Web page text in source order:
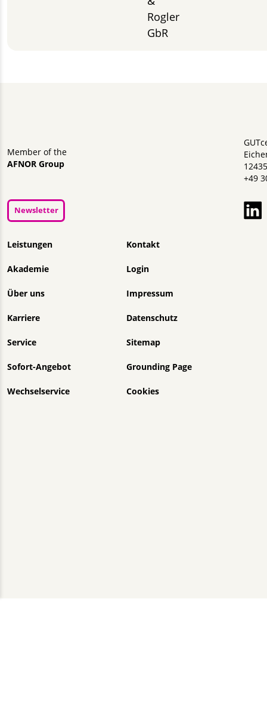
Rogler
GbR
Member of the
AFNOR Group
+49
Navigation überspringen
Leistungen
Akademie
Über uns
Karriere
Service
Sofort-Angebot
Wechselservice
Kontakt
Login
Impressum
Datenschutz
Sitemap
Grounding Page
Cookies
Newsletter